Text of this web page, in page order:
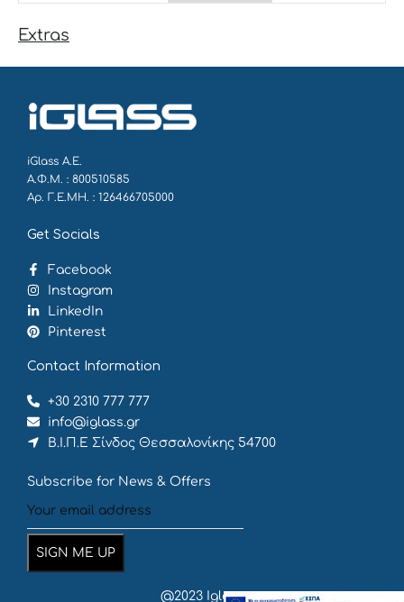
Extras
iGlass Α.Ε.
Α.Φ.Μ. : 800510585
Αρ. Γ.Ε.ΜΗ. : 126466705000
Get Socials
Facebook
Instagram
LinkedIn
Pinterest
Contact Information
+30 2310 777 777
info@iglass.gr
Β.Ι.Π.Ε Σίνδος Θεσσαλονίκης 54700
Subscribe for News & Offers
@2023 Iglass